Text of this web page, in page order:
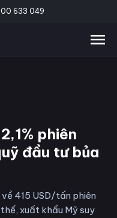
633 049
phiên
đầu tư bủa
về 415 USD/tấn phiên
xuất khẩu Mỹ suy